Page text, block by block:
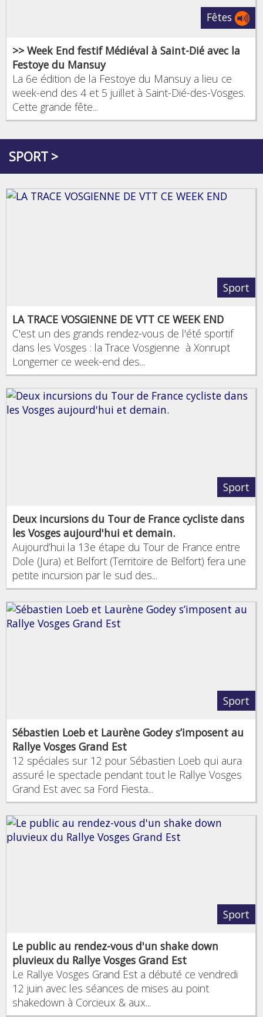
Fêtes
>> Week End festif Médiéval à Saint-Dié avec la
Festoye du Mansuy
La 6e édition de la Festoye du Mansuy a lieu ce
week-end des 4 et 5 juillet à Saint-Dié-des-Vosges.
Cette grande fête...
SPORT >
Sport
LA TRACE VOSGIENNE DE VTT CE WEEK END
C'est un des grands rendez-vous de l'été sportif
dans les Vosges : la Trace Vosgienne à Xonrupt
Longemer ce week-end des...
Sport
Deux incursions du Tour de France cycliste dans
les Vosges aujourd'hui et demain.
Aujourd’hui la 13e étape du Tour de France entre
Dole (Jura) et Belfort (Territoire de Belfort) fera une
petite incursion par le sud des...
Sport
Sébastien Loeb et Laurène Godey s’imposent au
Rallye Vosges Grand Est
12 spéciales sur 12 pour Sébastien Loeb qui aura
assuré le spectacle pendant tout le Rallye Vosges
Grand Est avec sa Ford Fiesta...
Sport
Le public au rendez-vous d'un shake down
pluvieux du Rallye Vosges Grand Est
Le Rallye Vosges Grand Est a débuté ce vendredi
12 juin avec les séances de mises au point
shakedown à Corcieux & aux...